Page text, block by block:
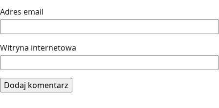
Adres email
Witryna internetowa